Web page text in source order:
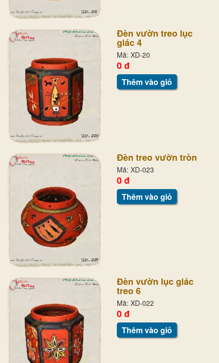
Đèn vườn treo lục
giác 4
Mã: XD-20
0 đ
Thêm vào giỏ
Đèn treo vườn tròn
Mã: XD-023
0 đ
Thêm vào giỏ
Đèn vườn lục giác
treo 6
Mã: XD-022
0 đ
Thêm vào giỏ